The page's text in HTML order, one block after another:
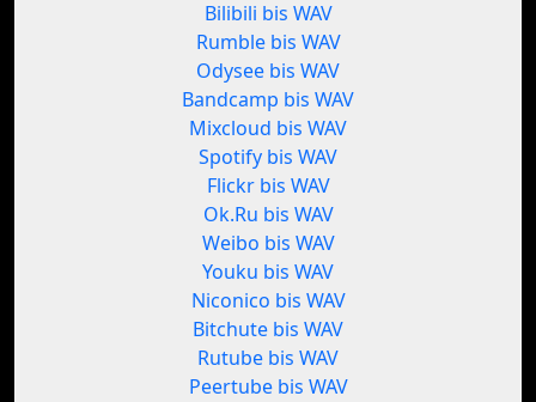
Bilibili bis WAV
Rumble bis WAV
Odysee bis WAV
Bandcamp bis WAV
Mixcloud bis WAV
Spotify bis WAV
Flickr bis WAV
Ok.Ru bis WAV
Weibo bis WAV
Youku bis WAV
Niconico bis WAV
Bitchute bis WAV
Rutube bis WAV
Peertube bis WAV